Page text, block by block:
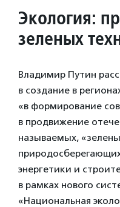
Экология:
зеленых
Владимир Путин
в создание в
«в формирование
в продвижение
называемых,
энергетики и
в рамках нового
«Национальная